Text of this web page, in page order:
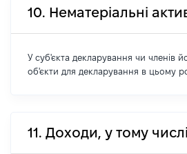
10. Нематеріальні
У суб'єкта декларування чи членів
об'єкти для декларування в цьому
11. Доходи, у тому